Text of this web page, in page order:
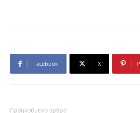
Facebook X
Προηγούμενο άρθρο